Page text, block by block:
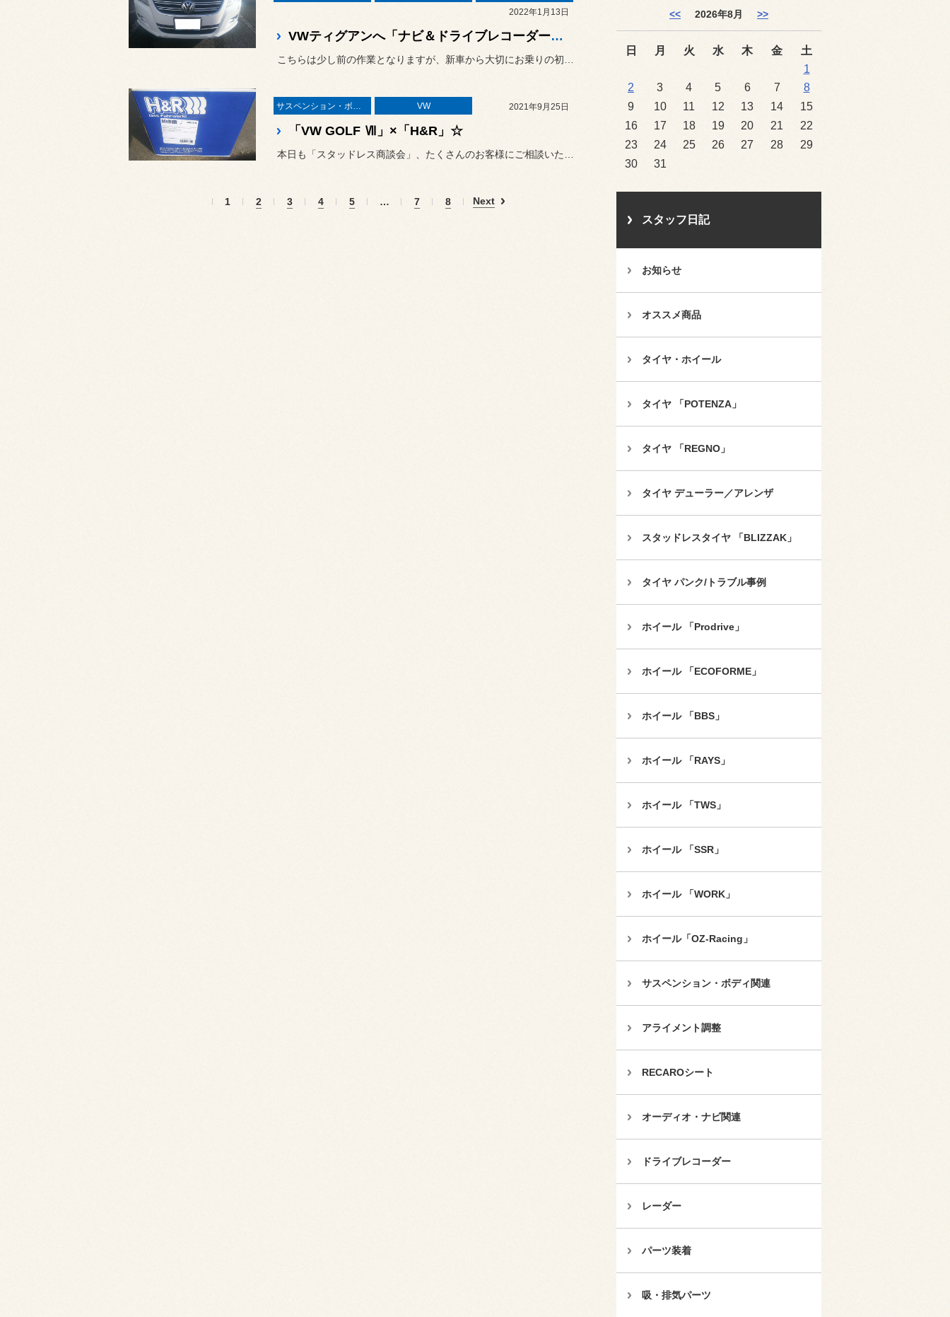
2022年1月13日
VWティグアンへ「ナビ＆ドライブレコーダー」装着☆
サスペンション・ボディ関連 VW 2021年9月25日
「VW GOLF Ⅶ」×「H&R」☆
1 2 3 4 5 … 7 8 Next
<< 2026年8月 >>
日 月 火 水 木 金
土
1
2
3 4 5 6 7
8
9
10 11 12 13 14
15
16
17 18 19 20 21
22
23
24 25 26 27 28
29
30
31
スタッフ日記
お知らせ
オススメ商品
タイヤ・ホイール
タイヤ 「POTENZA」
タイヤ 「REGNO」
タイヤ デューラー／アレンザ
スタッドレスタイヤ 「BLIZZAK」
タイヤ パンク/トラブル事例
ホイール 「Prodrive」
ホイール 「ECOFORME」
ホイール 「BBS」
ホイール 「RAYS」
ホイール 「TWS」
ホイール 「SSR」
ホイール 「WORK」
ホイール「OZ-Racing」
サスペンション・ボディ関連
アライメント調整
RECAROシート
オーディオ・ナビ関連
ドライブレコーダー
レーダー
パーツ装着
吸・排気パーツ